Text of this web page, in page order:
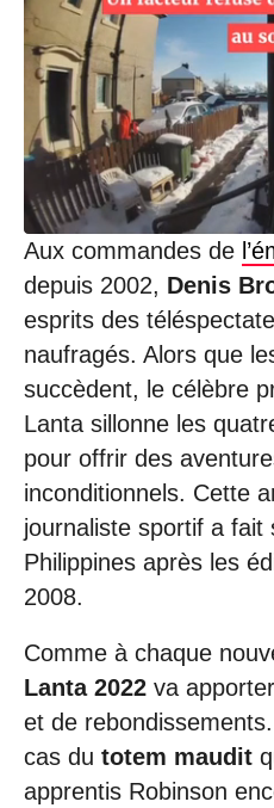
Aux commandes de
depuis 2002, Denis
esprits des
naufragés. Alors que
succèdent, le célèbre
Lanta sillonne les
pour offrir des
inconditionnels. Cette
journaliste sportif a fait
Philippines après les
2008.
Comme à chaque
Lanta 2022 va
et de
cas du totem maudit
apprentis Robinson